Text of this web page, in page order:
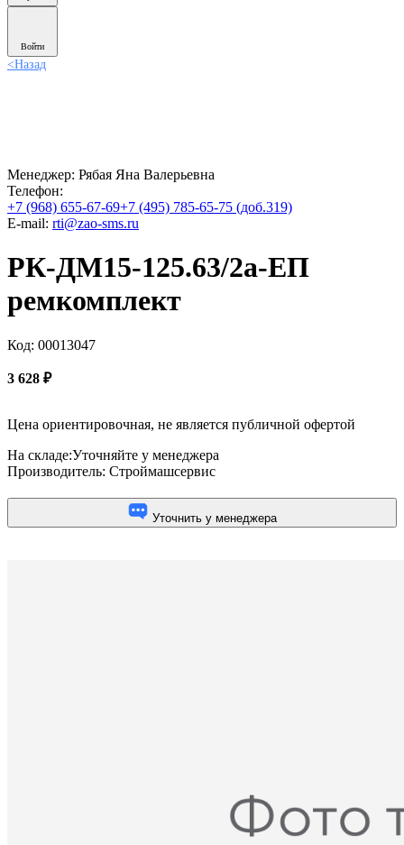
Войти
<Назад
Менеджер: Рябая Яна Валерьевна
Телефон:
+7 (968) 655-67-69+7 (495) 785-65-75 (доб.319)
E-mail: rti@zao-sms.ru
РК-ДМ15-125.63/2а-ЕП
ремкомплект
Код: 00013047
3 628 ₽
Цена ориентировочная, не является публичной офертой
На складе:Уточняйте у менеджера
Производитель: Строймашсервис
Уточнить у менеджера